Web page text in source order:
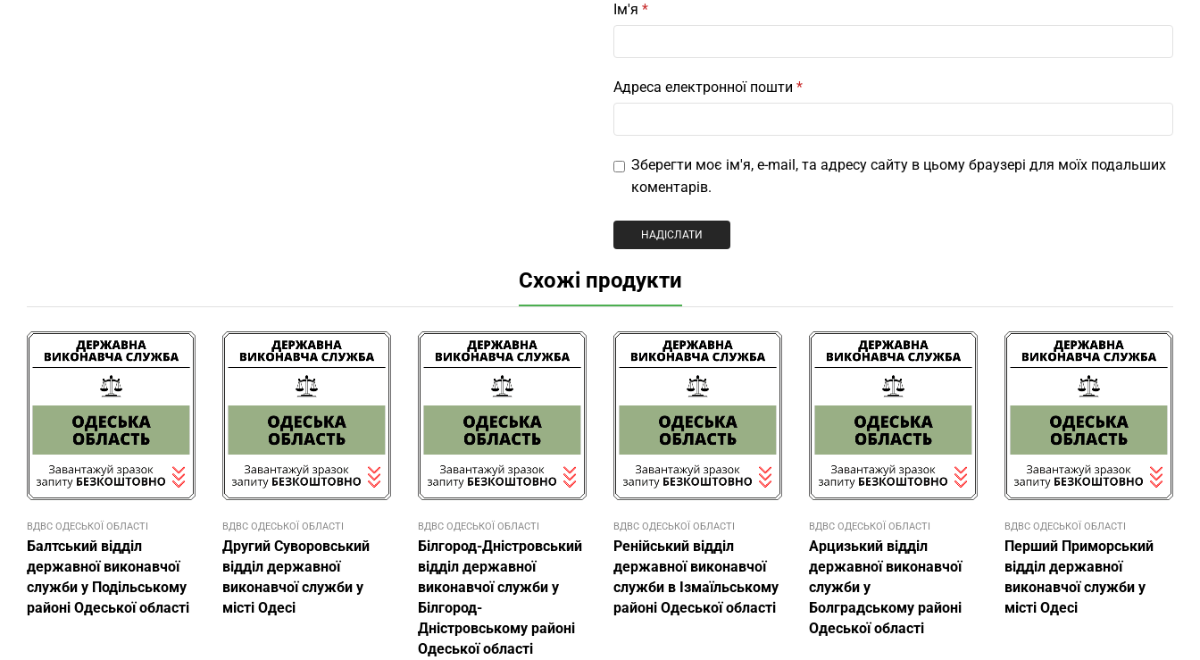
Ім'я *
Адреса електронної пошти *
Зберегти моє ім'я, e-mail, та адресу сайту в цьому браузері для моїх подальших
коментарів.
Схожі продукти
ВДВС ОДЕСЬКОЇ ОБЛАСТІ
Балтський відділ
державної виконавчої
служби у Подільському
районі Одеської області
ВДВС ОДЕСЬКОЇ ОБЛАСТІ
Другий Суворовський
відділ державної
виконавчої служби у
місті Одесі
ВДВС ОДЕСЬКОЇ ОБЛАСТІ
Білгород-Дністровський
відділ державної
виконавчої служби у
Білгород-
Дністровському районі
Одеської області
ВДВС ОДЕСЬКОЇ ОБЛАСТІ
Ренійський відділ
державної виконавчої
служби в Ізмаїльському
районі Одеської області
ВДВС ОДЕСЬКОЇ ОБЛАСТІ
Арцизький відділ
державної виконавчої
служби у
Болградському районі
Одеської області
ВДВС ОДЕСЬКОЇ ОБЛАСТІ
Перший Приморський
відділ державної
виконавчої служби у
місті Одесі